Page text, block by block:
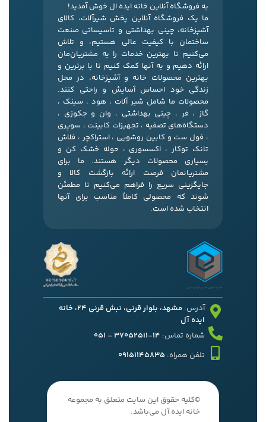
به فروشگاه آنلاین خانه ایده ال خوش آمدید!
ما یک فروشگاه آنلاین پخش شیرآلات، کالای
آشپزخانه، چینی بهداشتی و تاسیساتی صنعت
ساختمان با کیفیت عالی هستیم، و تلاش
می‌کنیم تا بهترین خدمات را به مشتریان‌مان
ارائه دهیم و به آنها کمک کنیم تا با برترین و
بهترین محصولات خانه و آشپزخانه، در محل
زندگی خود احساس آسایش و راحتی کنند.
محصولات ما شامل شیر آلات ، هود ، سینک ،
گاز ، فر ، چینی بهداشتی ، وان و جکوزی ،
دستگاه‌های تصفیه ، تجهیزات کابینت ، سوپری
، فول ست و کابین روشویی ، استراکچر ، فلاش
تانک توکار ، اکسسوری ، حوله خشک کن و
بسیاری محصولات دیگر هستند. ما برای
مشتریانمان فرصت ارائه بازگشت کالا و
جایگزینی سریع را فراهم می‌کنیم تا مطمئن
شوند که محصولی کاملاً مناسب برای آنها
انتخاب شده است.
آدرس:
مشهد، بلوار قرنی، نبش قرنی 24، خانه
ایده آل
شماره تماس: 14-37052511 – 051
تلفن همراه: 09151145835
©کلیه حقوق این سایت متعلق به مجموعه
خانه ایده آل می‌باشد.